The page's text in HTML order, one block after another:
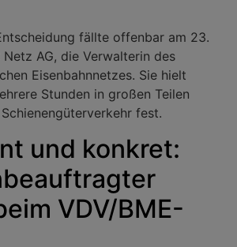
fällte offenbar am 23.
AG, die Verwalterin des
Eisenbahnnetzes. Sie hielt
Stunden in großen Teilen
fest.
und konkret:
VDV/BME-